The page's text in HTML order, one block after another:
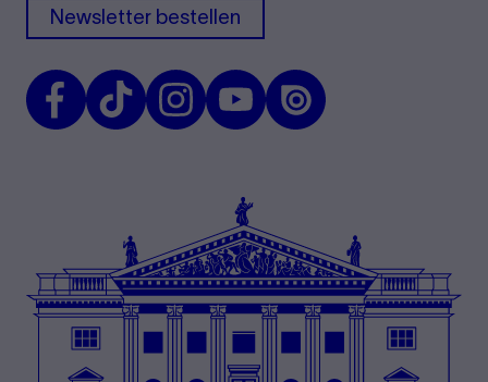
Newsletter bestellen
FacebookTikTok InstagramYoutubeIssuu